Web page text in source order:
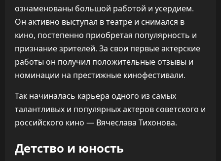
ознаменованы большой работой и усердием.
Он активно выступал в театре и снимался в
кино, постепенно приобретая популярность и
признание зрителей. За свои первые актерские
работы он получил положительные отзывы и
номинации на престижные кинофестивали.
Так начиналась карьера одного из самых
талантливых и популярных актеров советского и
российского кино — Вячеслава Тихонова.
Детство и юность